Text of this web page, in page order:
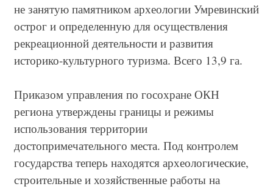
не занятую памятником археологии Умревинский
острог и определенную для осуществления
рекреационной деятельности и развития
историко-культурного туризма. Всего 13,9 га.
Приказом управления по госохране ОКН
региона утверждены границы и режимы
использования территории
достопримечательного места. Под контролем
государства теперь находятся археологические,
строительные и хозяйственные работы на